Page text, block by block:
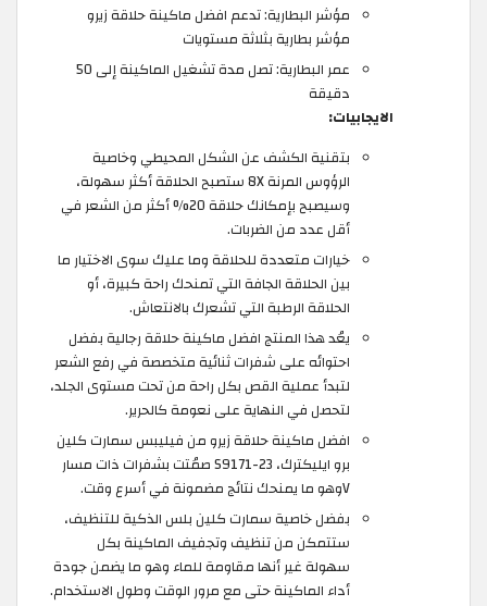
مؤشر البطارية: تدعم افضل ماكينة حلاقة زيرو
مؤشر بطارية بثلاثة مستويات
عمر البطارية: تصل مدة تشغيل الماكينة إلى 50
دقيقة
الايجابيات:
بتقنية الكشف عن الشكل المحيطي وخاصية
الرؤوس المرنة 8X ستصبح الحلاقة أكثر سهولة،
وسيصبح بإمكانك حلاقة 20% أكثر من الشعر في
أقل عدد من الضربات.
خيارات متعددة للحلاقة وما عليك سوى الاختيار ما
بين الحلاقة الجافة التي تمنحك راحة كبيرة، أو
الحلاقة الرطبة التي تشعرك بالانتعاش.
يعُد هذا المنتج افضل ماكينة حلاقة رجالية بفضل
احتوائه على شفرات ثنائية متخصصة في رفع الشعر
لتبدأ عملية القص بكل راحة من تحت مستوى الجلد،
لتحصل في النهاية على نعومة كالحرير.
افضل ماكينة حلاقة زيرو من فيليبس سمارت كلين
برو ايليكترك، S9171-23 صمُتت بشفرات ذات مسار
Vوهو ما يمنحك نتائج مضمونة في أسرع وقت.
بفضل خاصية سمارت كلين بلس الذكية للتنظيف،
ستتمكن من تنظيف وتجفيف الماكينة بكل
سهولة غير أنها مقاومة للماء وهو ما يضمن جودة
أداء الماكينة حتى مع مرور الوقت وطول الاستخدام.